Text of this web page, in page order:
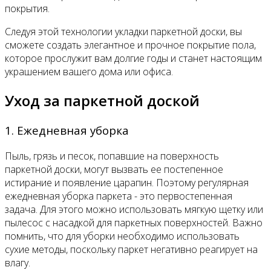
покрытия.
Следуя этой технологии укладки паркетной доски, вы
сможете создать элегантное и прочное покрытие пола,
которое прослужит вам долгие годы и станет настоящим
украшением вашего дома или офиса.
Уход за паркетной доской
1. Ежедневная уборка
Пыль, грязь и песок, попавшие на поверхность
паркетной доски, могут вызвать ее постепенное
истирание и появление царапин. Поэтому регулярная
ежедневная уборка паркета - это первостепенная
задача. Для этого можно использовать мягкую щетку или
пылесос с насадкой для паркетных поверхностей. Важно
помнить, что для уборки необходимо использовать
сухие методы, поскольку паркет негативно реагирует на
влагу.